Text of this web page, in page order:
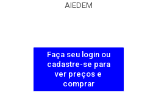
AIEDEM
Faça seu login ou
cadastre-se para
ver preços e
comprar